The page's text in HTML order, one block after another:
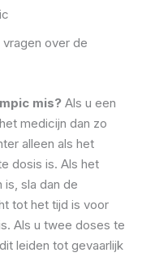
over de
mis? Als u een
medicijn dan zo
alleen als het
dosis is. Als het
is, sla dan de
tot het tijd is voor
Als u twee doses te
leiden tot gevaarlijk